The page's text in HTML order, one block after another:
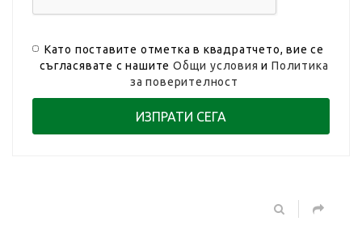
Като поставите отметка в квадратчето, вие се
съгласявате с нашитеОбщи условия иПолитика
за поверителност